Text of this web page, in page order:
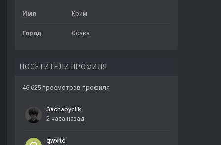
Имя Крим
Город Осака
ПОСЕТИТЕЛИ ПРОФИЛЯ
46 625 просмотров профиля
Sachabyblik
2 часа назад
qwxltd